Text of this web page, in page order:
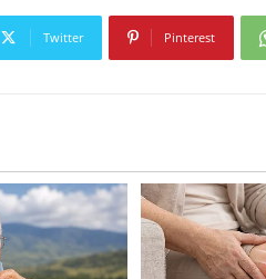
Twitter Pinterest